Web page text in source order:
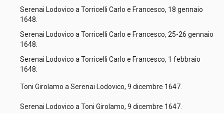
Serenai Lodovico a Torricelli Carlo e Francesco, 18 gennaio
1648.
Serenai Lodovico a Torricelli Carlo e Francesco, 25-26 gennaio
1648.
Serenai Lodovico a Torricelli Carlo e Francesco, 1 febbraio
1648.
Toni Girolamo a Serenai Lodovico, 9 dicembre 1647.
Serenai Lodovico a Toni Girolamo, 9 dicembre 1647.